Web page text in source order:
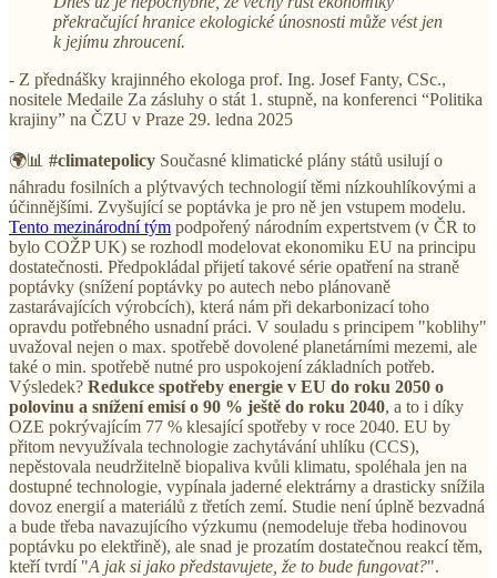
překračující hranice ekologické únosnosti může vést jen
k jejímu zhroucení.
- Z přednášky krajinného ekologa prof. Ing. Josef Fanty, CSc.,
nositele Medaile Za zásluhy o stát 1. stupně, na konferenci “Politika
krajiny” na ČZU v Praze 29. ledna 2025
🌍📊 #climatepolicy Současné klimatické plány států usilují o
náhradu fosilních a plýtvavých technologií těmi nízkouhlíkovými a
účinnějšími. Zvyšující se poptávka je pro ně jen vstupem modelu.
Tento mezinárodní tým podpořený národním expertstvem (v ČR to
bylo COŽP UK) se rozhodl modelovat ekonomiku EU na principu
dostatečnosti. Předpokládal přijetí takové série opatření na straně
poptávky (snížení poptávky po autech nebo plánovaně
zastarávajících výrobcích), která nám při dekarbonizací toho
opravdu potřebného usnadní práci. V souladu s principem "koblihy"
uvažoval nejen o max. spotřebě dovolené planetárními mezemi, ale
také o min. spotřebě nutné pro uspokojení základních potřeb.
Výsledek? Redukce spotřeby energie v EU do roku 2050 o
polovinu a snížení emisí o 90 % ještě do roku 2040, a to i díky
OZE pokrývajícím 77 % klesající spotřeby v roce 2040. EU by
přitom nevyužívala technologie zachytávání uhlíku (CCS),
nepěstovala neudržitelně biopaliva kvůli klimatu, spoléhala jen na
dostupné technologie, vypínala jaderné elektrárny a drasticky snížila
dovoz energií a materiálů z třetích zemí. Studie není úplně bezvadná
a bude třeba navazujícího výzkumu (nemodeluje třeba hodinovou
poptávku po elektřině), ale snad je prozatím dostatečnou reakcí těm,
kteří tvrdí "A jak si jako představujete, že to bude fungovat?".